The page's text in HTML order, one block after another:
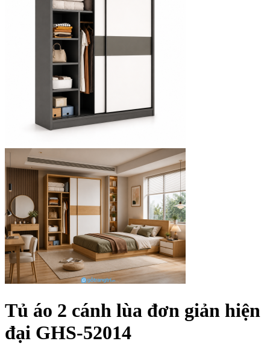
Tủ áo 2 cánh lùa đơn giản hiện
đại GHS-52014